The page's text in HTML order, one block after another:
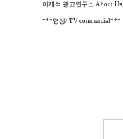
이제석 광고연구소 About Us
***영상/ TV commercial***